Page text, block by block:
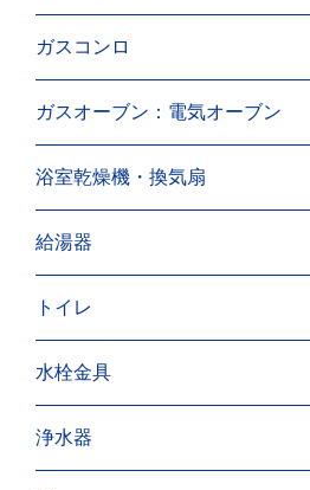
ガスコンロ
ガスオーブン：電気オーブン
浴室乾燥機・換気扇
給湯器
トイレ
水栓金具
浄水器